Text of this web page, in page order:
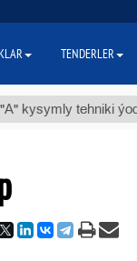
ýody (t.) $86
TENDERLER